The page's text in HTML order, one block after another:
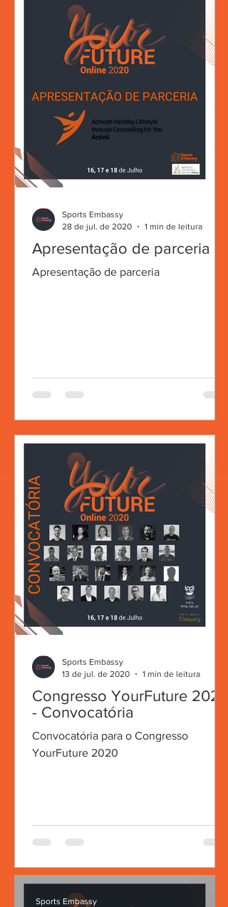
Apresentação de parceria
Apresentação de parceria
Sports Embassy
28 de jul. de 2020
1 min de leitura
Congresso YourFuture 2020
- Convocatória
Convocatória para o Congresso
YourFuture 2020
Sports Embassy
13 de jul. de 2020
1 min de leitura
Sports Embassy